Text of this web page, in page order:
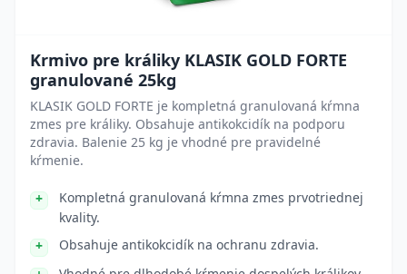
Krmivo pre králiky KLASIK GOLD FORTE
granulované 25kg
KLASIK GOLD FORTE je kompletná granulovaná kŕmna
zmes pre králiky. Obsahuje antikokcidík na podporu
zdravia. Balenie 25 kg je vhodné pre pravidelné
kŕmenie.
Kompletná granulovaná kŕmna zmes prvotriednej
kvality.
Obsahuje antikokcidík na ochranu zdravia.